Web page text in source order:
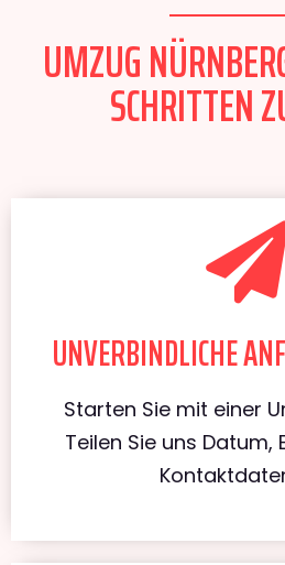
UMZUG
SCHRITTEN
UNVERBINDLICHE
Starten Sie mit einer
Teilen Sie uns Datum,